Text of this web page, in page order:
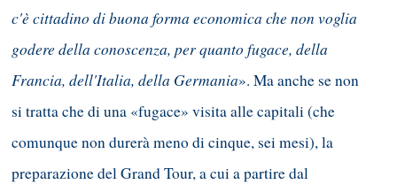
c'è cittadino di buona forma economica che non voglia
godere della conoscenza, per quanto fugace, della
Francia, dell'Italia, della Germania». Ma anche se non
si tratta che di una «fugace» visita alle capitali (che
comunque non durerà meno di cinque, sei mesi), la
preparazione del Grand Tour, a cui a partire dal